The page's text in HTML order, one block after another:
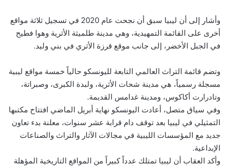
وأشار إلى أن ليبيا سبق أن نجحت عام 2020 في تسجيل ثلاثة مواقع
أخرى على القائمة التمهيدية، وهي مدينة طلميثة الأثرية وهوا فطيح
في الجبل الأخضر، إلى جانب موقع قرزة الأثري في بني وليد.
وتضم قائمة التراث العالمي التابعة لليونسكو حالياً خمسة مواقع ليبية
مسجلة رسمياً، هي مدينة شحات الأثرية، ولبدة الكبرى، وصبراتة،
وتادرارت أكاكوس، ومدينة غدامس القديمة.
وفي سياق متصل، أعادت اليونسكو نهاية أبريل الماضي افتتاح مكتبها
التمثيلي في ليبيا بعد توقف دام قرابة عشر سنوات، معلنة بدء تعاون
جديد مع المؤسسات الليبية في مجالات الآثار والتراث والصناعات
الإبداعية.
وأكد العقاب أن ليبيا تمتلك عدداً كبيراً من المواقع التاريخية المؤهلة